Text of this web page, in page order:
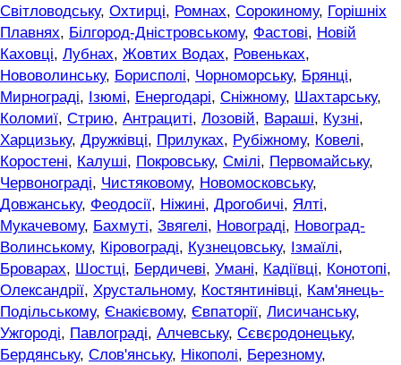
Світловодську, Охтирці, Ромнах, Сорокиному, Горішніх
Плавнях, Білгород-Дністровському, Фастові, Новій
Каховці, Лубнах, Жовтих Водах, Ровеньках,
Нововолинську, Борисполі, Чорноморську, Брянці,
Мирнограді, Ізюмі, Енергодарі, Сніжному, Шахтарську,
Коломиї, Стрию, Антрациті, Лозовій, Вараші, Кузні,
Харцизьку, Дружківці, Прилуках, Рубіжному, Ковелі,
Коростені, Калуші, Покровську, Смілі, Первомайську,
Червонограді, Чистяковому, Новомосковську,
Довжанську, Феодосії, Ніжині, Дрогобичі, Ялті,
Мукачевому, Бахмуті, Звягелі, Новограді, Новоград-
Волинському, Кіровограді, Кузнецовську, Ізмаїлі,
Броварах, Шостці, Бердичеві, Умані, Кадіївці, Конотопі,
Олександрії, Хрустальному, Костянтинівці, Кам'янець-
Подільському, Єнакієвому, Євпаторії, Лисичанську,
Ужгороді, Павлограді, Алчевську, Сєвєродонецьку,
Бердянську, Слов'янську, Нікополі, Березному,